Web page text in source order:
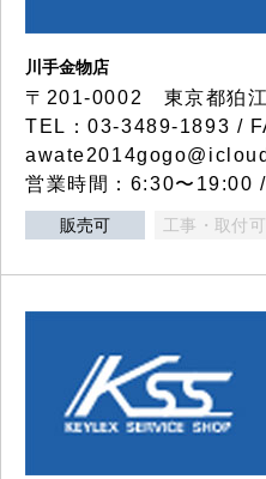
川手金物店
〒201-0002 東京都狛
TEL：03-3489-1893 /
営業時間：6:30〜19:00
販売可 工事・取付可